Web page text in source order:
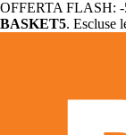
OFFERTA FLASH: -
BASKET5. Escluse